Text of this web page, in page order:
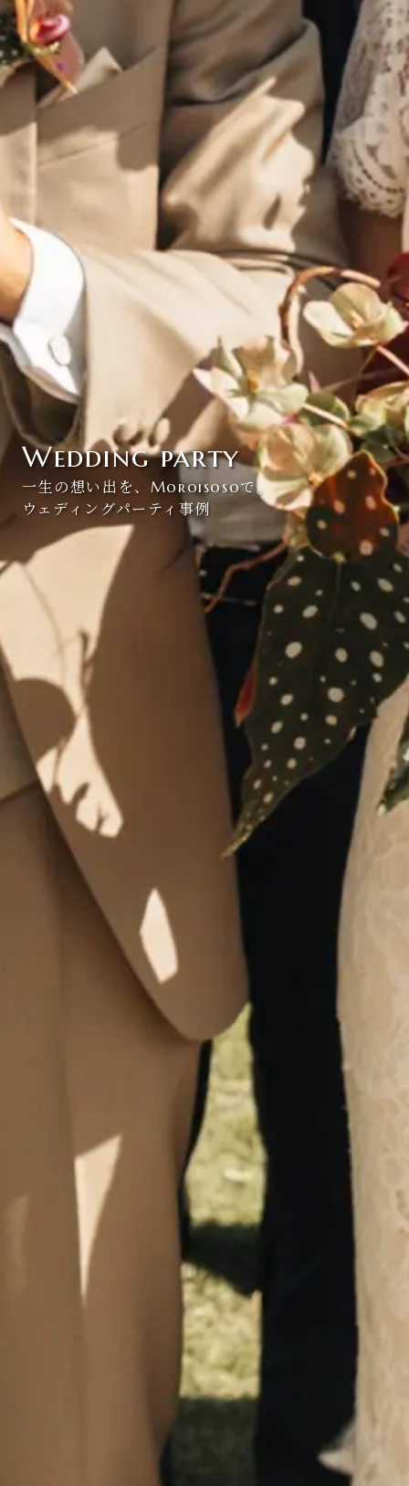
Wedding party
一生の想い出を、Moroisosoで。
ウェディングパーティ事例